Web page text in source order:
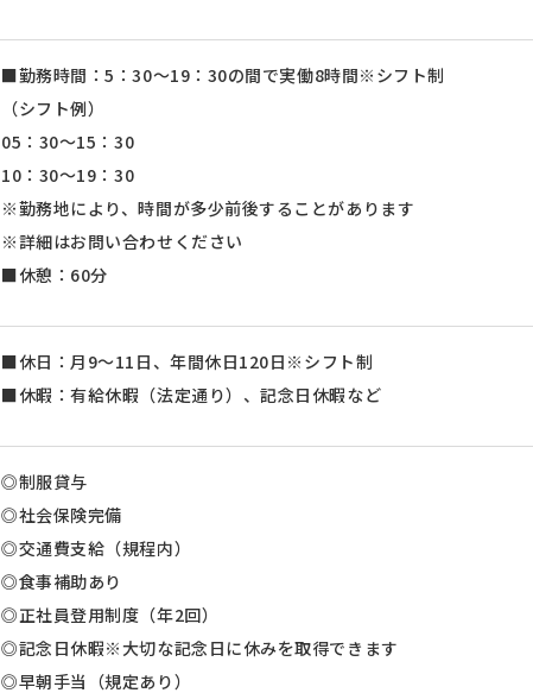
■勤務時間：5：30～19：30の間で実働8時間※シフト制
（シフト例）
05：30～15：30
10：30～19：30
※勤務地により、時間が多少前後することがあります
※詳細はお問い合わせください
■休憩：60分
■休日：月9～11日、年間休日120日※シフト制
■休暇：有給休暇（法定通り）、記念日休暇など
◎制服貸与
◎社会保険完備
◎交通費支給（規程内）
◎食事補助あり
◎正社員登用制度（年2回）
◎記念日休暇※大切な記念日に休みを取得できます
◎早朝手当（規定あり）